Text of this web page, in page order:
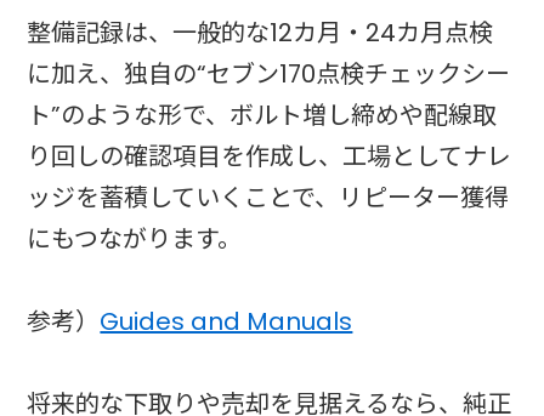
整備記録は、一般的な12カ月・24カ月点検
に加え、独自の“セブン170点検チェックシー
ト”のような形で、ボルト増し締めや配線取
り回しの確認項目を作成し、工場としてナレ
ッジを蓄積していくことで、リピーター獲得
にもつながります。
参考） Guides and Manuals
将来的な下取りや売却を見据えるなら、純正